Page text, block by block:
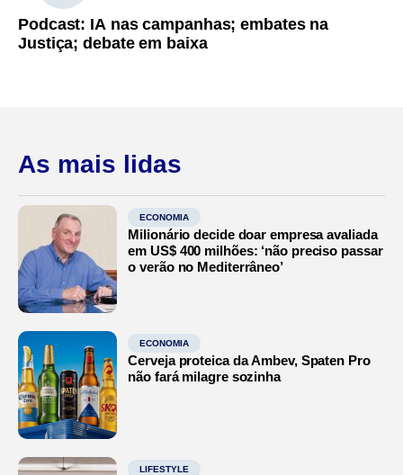
Podcast: IA nas campanhas; embates na
Justiça; debate em baixa
As mais lidas
ECONOMIA
Milionário decide doar empresa avaliada
em US$ 400 milhões: ‘não preciso passar
o verão no Mediterrâneo’
ECONOMIA
Cerveja proteica da Ambev, Spaten Pro
não fará milagre sozinha
LIFESTYLE